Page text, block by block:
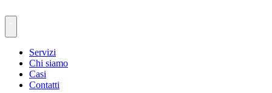
Servizi
Chi siamo
Casi
Contatti